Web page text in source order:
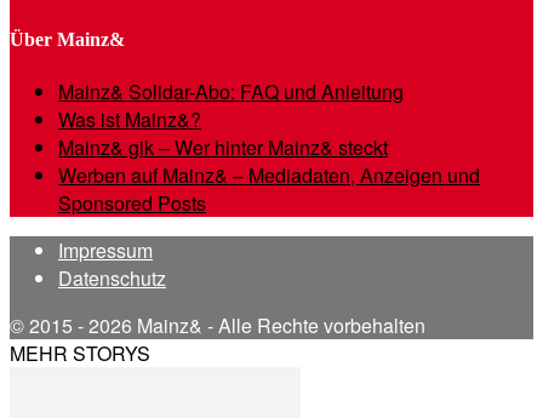
Über Mainz&
Mainz& Solidar-Abo: FAQ und Anleitung
Was ist Mainz&?
Mainz& gik – Wer hinter Mainz& steckt
Werben auf Mainz& – Mediadaten, Anzeigen und
Sponsored Posts
Impressum
Datenschutz
© 2015 - 2026 Mainz& - Alle Rechte vorbehalten
MEHR STORYS